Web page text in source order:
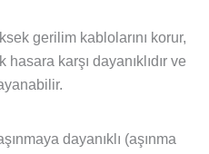
gerilim kablolarını korur,
karşı dayanıklıdır ve
dayanıklı (aşınma